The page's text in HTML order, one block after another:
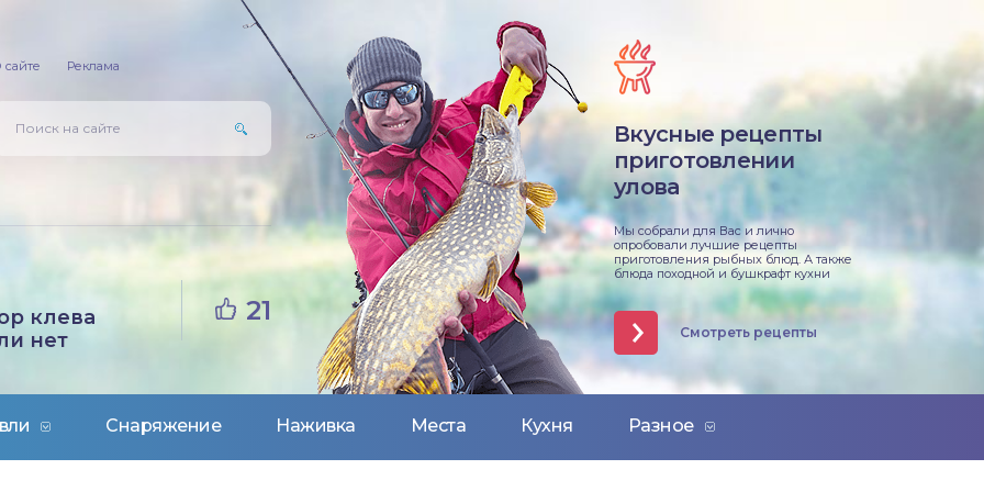
Снаряжение Наживка Места Кухня Разное
сайте Реклама
Вкусные рецепты
приготовлении
улова
Мы собрали для Вас и лично
опробовали лучшие рецепты
приготовления рыбных блюд. А также
блюда походной и бушкрафт кухни
Смотреть рецепты
клева
нет
21